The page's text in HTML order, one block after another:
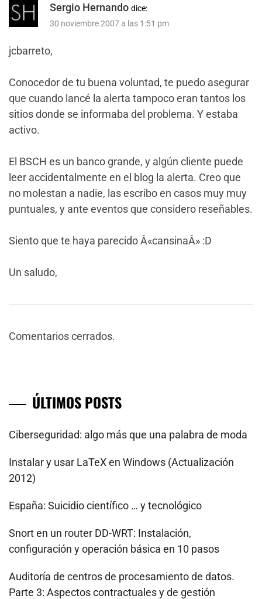
Sergio Hernando dice:
30 noviembre 2007 a las 1:51 pm
jcbarreto,
Conocedor de tu buena voluntad, te puedo asegurar
que cuando lancé la alerta tampoco eran tantos los
sitios donde se informaba del problema. Y estaba
activo.
El BSCH es un banco grande, y algún cliente puede
leer accidentalmente en el blog la alerta. Creo que
no molestan a nadie, las escribo en casos muy muy
puntuales, y ante eventos que considero reseñables.
Siento que te haya parecido Â«cansinaÂ» :D
Un saludo,
Comentarios cerrados.
ÚLTIMOS POSTS
Ciberseguridad: algo más que una palabra de moda
Instalar y usar LaTeX en Windows (Actualización
2012)
España: Suicidio científico … y tecnológico
Snort en un router DD-WRT: Instalación,
configuración y operación básica en 10 pasos
Auditoría de centros de procesamiento de datos.
Parte 3: Aspectos contractuales y de gestión